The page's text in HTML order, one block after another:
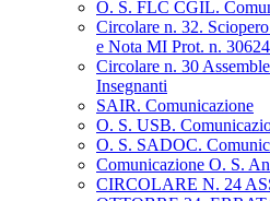
O. S. FLC CGIL.
Circolare n. 32.
e Nota MI Prot. n.
Circolare n. 30
Insegnanti
SAIR. Comunicazione
O. S. USB.
O. S. SADOC.
Comunicazione O. S.
CIRCOLARE N. 24